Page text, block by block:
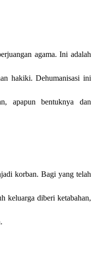
agama. Ini adalah
hakiki. Dehumanisasi ini
apapun bentuknya dan
korban. Bagi yang telah
keluarga diberi ketabahan,